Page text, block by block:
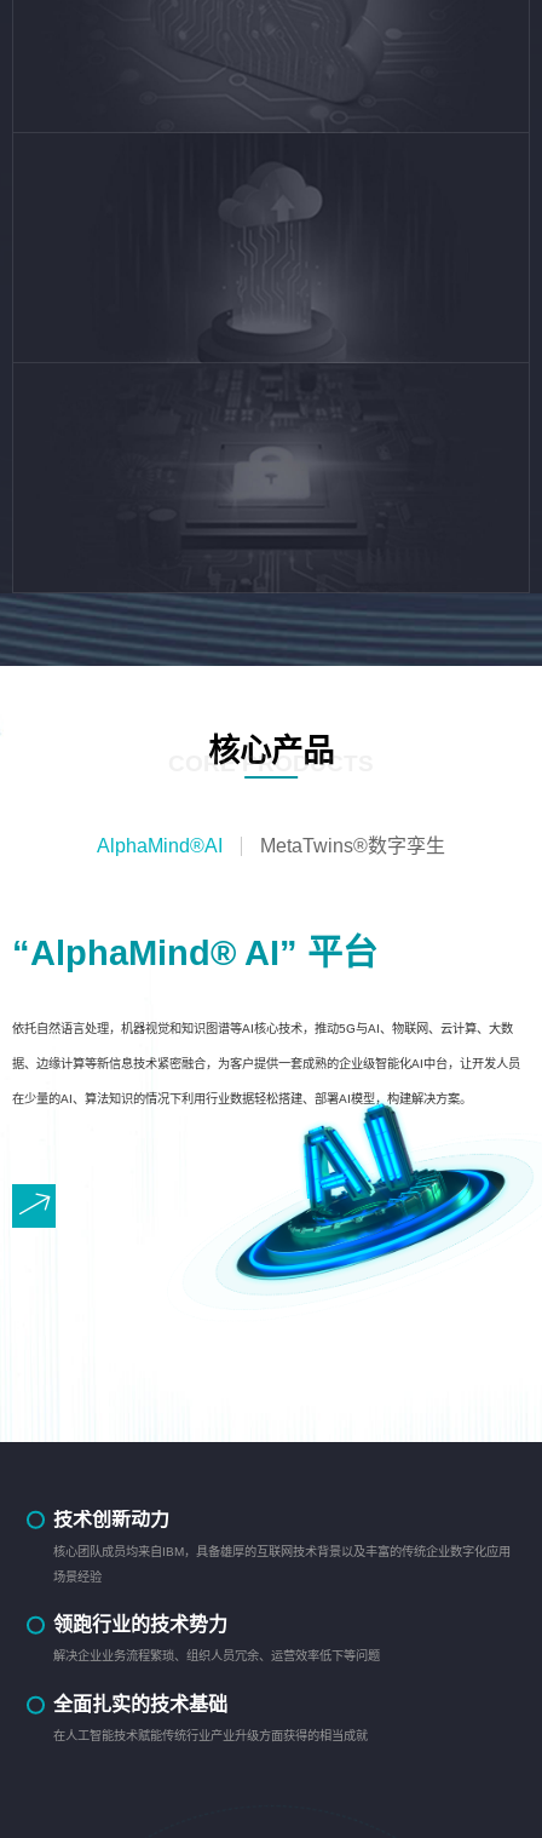
核心产品
CORE PRODUCTS
AlphaMind®AI MetaTwins®数字孪生
“AlphaMind® AI” 平台
依托自然语言处理，机器视觉和知识图谱等AI核心技术，推动5G与AI、物联网、云计算、大数
据、边缘计算等新信息技术紧密融合，为客户提供一套成熟的企业级智能化AI中台，让开发人员
在少量的AI、算法知识的情况下利用行业数据轻松搭建、部署AI模型，构建解决方案。
技术创新动力
核心团队成员均来自IBM，具备雄厚的互联网技术背景以及丰富的传统企业数字化应用
场景经验
领跑行业的技术势力
解决企业业务流程繁琐、组织人员冗余、运营效率低下等问题
全面扎实的技术基础
在人工智能技术赋能传统行业产业升级方面获得的相当成就